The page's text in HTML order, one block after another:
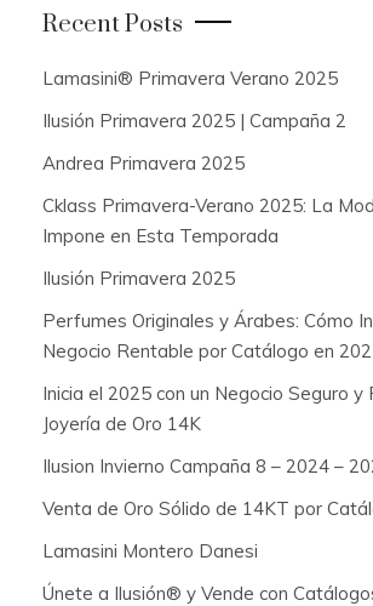
h
f
r
Recent Posts
Lamasini® Primavera Verano 2025
Ilusión Primavera 2025 | Campaña 2
Andrea Primavera 2025
Cklass Primavera-Verano 2025: La
Impone en Esta Temporada
Ilusión Primavera 2025
Perfumes Originales y Árabes: Cómo
Negocio Rentable por Catálogo en
Inicia el 2025 con un Negocio Seguro y
Joyería de Oro 14K
Ilusion Invierno Campaña 8 – 2024 –
Venta de Oro Sólido de 14KT por
Lamasini Montero Danesi
Únete a Ilusión® y Vende con